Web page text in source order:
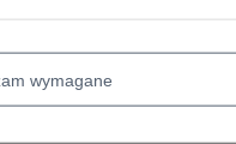
wymagane